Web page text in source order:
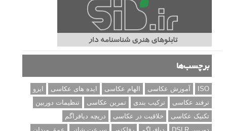
برچسب‌ها
ISO آموزش عکاسی الهام عکاسی ایده های عکاسی
ایزو
ترفند عکاسی
ترکیب بندی تمرین عکاسی
تنظیمات دوربین
تکنیک عکاسی
خلاقیت در عکاسی
دریچه دیافراگم